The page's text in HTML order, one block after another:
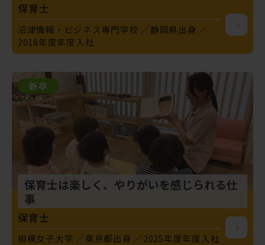
保育士
沼津情報・ビジネス専門学校
静岡県出身
2018年度年度入社
新卒
保育士は楽しく、やりがいを感じられる仕
事
保育士
相模女子大学 東京都出身 2025年度年度入社